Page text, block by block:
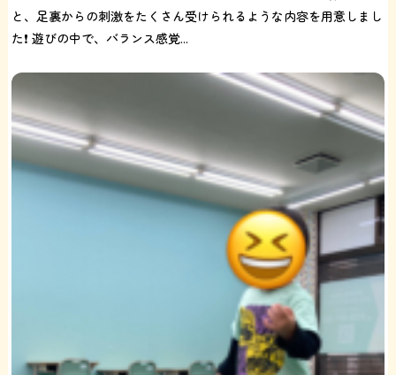
と、足裏からの刺激をたくさん受けられるような内容を用意しまし
た❗️ 遊びの中で、バランス感覚...